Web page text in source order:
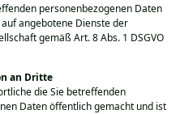
personenbezogenen Daten
angebotene Dienste der
gemäß Art. 8 Abs. 1 DSGVO
an Dritte
die Sie betreffenden
Daten öffentlich gemacht und ist